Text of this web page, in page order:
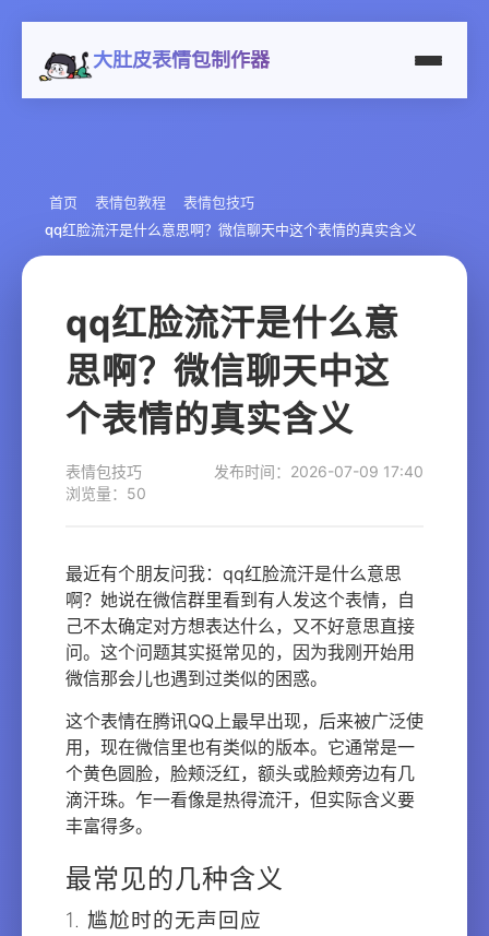
大肚皮表情包制作器
首页 表情包教程
表情包技巧
qq红脸流汗是什么意思啊？微信聊天中这个表情的真实含义
qq红脸流汗是什么意
思啊？微信聊天中这
个表情的真实含义
表情包技巧
发布时间：2026-07-09 17:40
浏览量：50
最近有个朋友问我：qq红脸流汗是什么意思
啊？她说在微信群里看到有人发这个表情，自
己不太确定对方想表达什么，又不好意思直接
问。这个问题其实挺常见的，因为我刚开始用
微信那会儿也遇到过类似的困惑。
这个表情在腾讯QQ上最早出现，后来被广泛使
用，现在微信里也有类似的版本。它通常是一
个黄色圆脸，脸颊泛红，额头或脸颊旁边有几
滴汗珠。乍一看像是热得流汗，但实际含义要
丰富得多。
最常见的几种含义
1. 尴尬时的无声回应